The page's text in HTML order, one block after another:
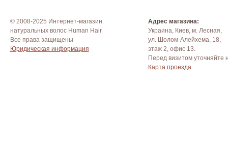
© 2008-2025 Интернет-магазин
натуральных волос Human Hair
Все права защищены
Юридическая информация
Адрес магазина:
Украина, Киев, м. Лесная,
ул. Шолом-Алейхема, 18,
этаж 2, офис 13.
Перед визитом уточняйте
Карта проезда